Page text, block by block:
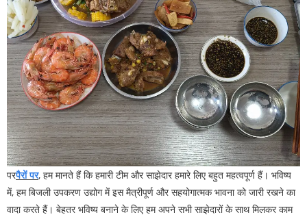
परपैरों पर, हम मानते हैं कि हमारी टीम और साझेदार हमारे लिए बहुत महत्वपूर्ण हैं। भविष्य
में, हम बिजली उपकरण उद्योग में इस मैत्रीपूर्ण और सहयोगात्मक भावना को जारी रखने का
वादा करते हैं। बेहतर भविष्य बनाने के लिए हम अपने सभी साझेदारों के साथ मिलकर काम